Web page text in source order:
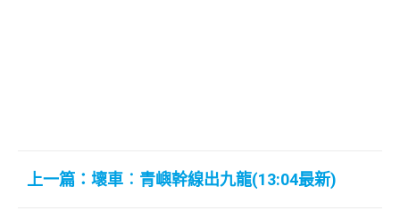
上一篇：壞車︰青嶼幹線出九龍(13:04最新)